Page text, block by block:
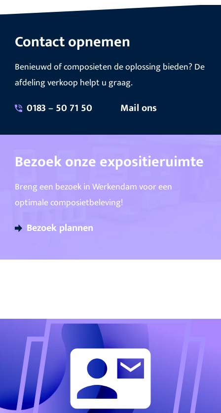
Contact opnemen
Benieuwd of composieten de oplossing bieden? De
afdeling verkoop helpt u graag.
0183 – 50 71 50 Mail ons
Bezoek onze expositieruimte
Breng een bezoek in Werkendam voor een
optimale composietbeleving!
Bezoek plannen